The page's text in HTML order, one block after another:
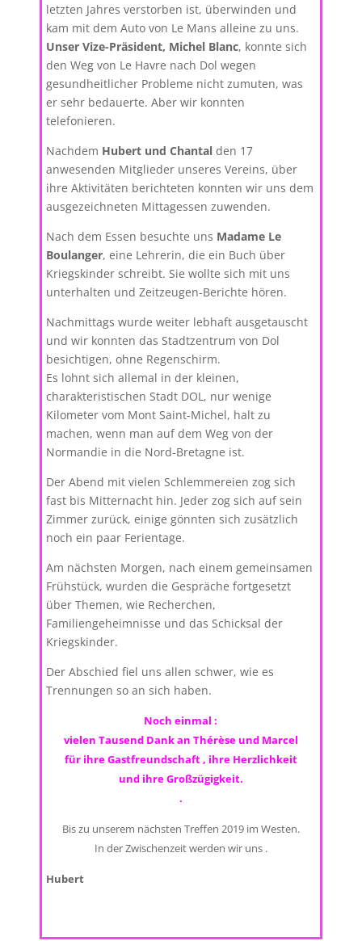
letzten Jahres verstorben ist, überwinden und
kam mit dem Auto von Le Mans alleine zu uns.
Unser Vize-Präsident, Michel Blanc, konnte sich
den Weg von Le Havre nach Dol wegen
gesundheitlicher Probleme nicht zumuten, was
er sehr bedauerte. Aber wir konnten
telefonieren.
Nachdem Hubert und Chantalden 17
anwesenden Mitglieder unseres Vereins, über
ihre Aktivitäten berichteten konnten wir uns dem
ausgezeichneten Mittagessen zuwenden.
Nach dem Essen besuchte uns Madame Le
Boulanger, eine Lehrerin, die ein Buch über
Kriegskinder schreibt. Sie wollte sich mit uns
unterhalten und Zeitzeugen-Berichte hören.
Nachmittags wurde weiter lebhaft ausgetauscht
und wir konnten das Stadtzentrum von Dol
besichtigen, ohne Regenschirm.
Es lohnt sich allemal in der kleinen,
charakteristischen Stadt DOL, nur wenige
Kilometer vom Mont Saint-Michel, halt zu
machen, wenn man auf dem Weg von der
Normandie in die Nord-Bretagne ist.
Der Abend mit vielen Schlemmereien zog sich
fast bis Mitternacht hin. Jeder zog sich auf sein
Zimmer zurück, einige gönnten sich zusätzlich
noch ein paar Ferientage.
Am nächsten Morgen, nach einem gemeinsamen
Frühstück, wurden die Gespräche fortgesetzt
über Themen, wie Recherchen,
Familiengeheimnisse und das Schicksal der
Kriegskinder.
Der Abschied fiel uns allen schwer, wie es
Trennungen so an sich haben.
Noch einmal :
vielen Tausend Dank an Thérèse und Marcel
für ihre Gastfreundschaft , ihre Herzlichkeit
und ihre Großzügigkeit.
.
Bis zu unserem nächsten Treffen 2019 im Westen.
In der Zwischenzeit werden wir uns .
Hubert